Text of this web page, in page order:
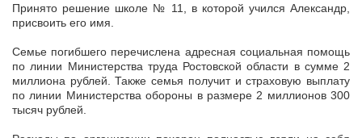
Принято решение школе № 11, в которой учился Александр,
присвоить его имя.
Семье погибшего перечислена адресная социальная помощь
по линии Министерства труда Ростовской области в сумме 2
миллиона рублей. Также семья получит и страховую выплату
по линии Министерства обороны в размере 2 миллионов 300
тысяч рублей.